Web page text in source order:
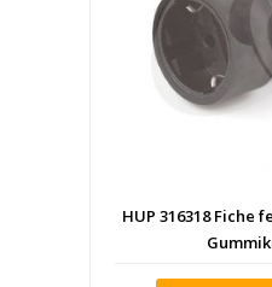
HUP 316318 Fiche